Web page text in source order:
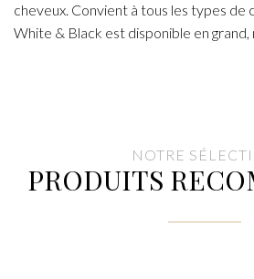
cheveux. Convient à tous les types de
White & Black est disponible en
NOTRE
PRODUITS